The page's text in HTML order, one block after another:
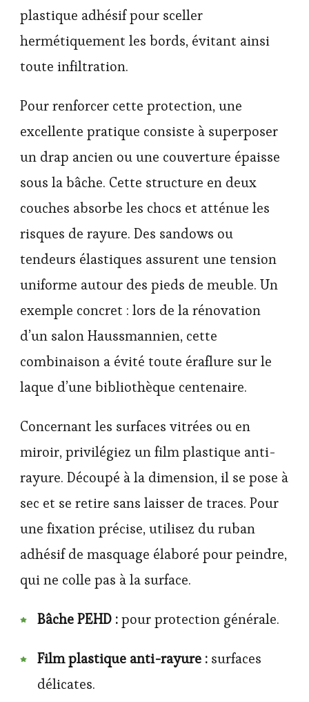
plastique adhésif pour sceller
hermétiquement les bords, évitant ainsi
toute infiltration.
Pour renforcer cette protection, une
excellente pratique consiste à superposer
un drap ancien ou une couverture épaisse
sous la bâche. Cette structure en deux
couches absorbe les chocs et atténue les
risques de rayure. Des sandows ou
tendeurs élastiques assurent une tension
uniforme autour des pieds de meuble. Un
exemple concret : lors de la rénovation
d’un salon Haussmannien, cette
combinaison a évité toute éraflure sur le
laque d’une bibliothèque centenaire.
Concernant les surfaces vitrées ou en
miroir, privilégiez un film plastique anti-
rayure. Découpé à la dimension, il se pose à
sec et se retire sans laisser de traces. Pour
une fixation précise, utilisez du ruban
adhésif de masquage élaboré pour peindre,
qui ne colle pas à la surface.
Bâche PEHD :pour protection générale.
Film plastique anti-rayure : surfaces
délicates.